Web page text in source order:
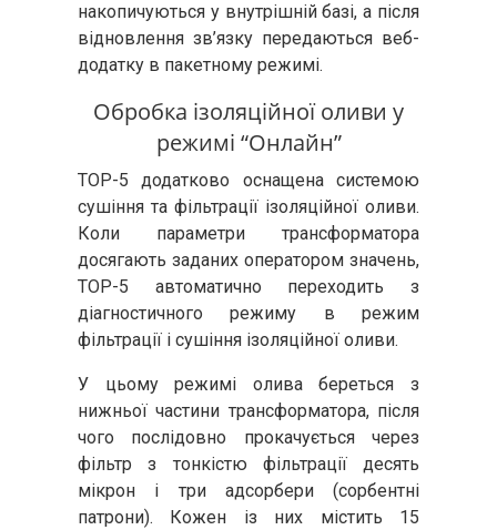
накопичуються у внутрішній базі, а після
відновлення зв’язку передаються веб-
додатку в пакетному режимі.
Обробка ізоляційної оливи у
режимі “Онлайн”
ТОР-5 додатково оснащена системою
сушіння та фільтрації ізоляційної оливи.
Коли параметри трансформатора
досягають заданих оператором значень,
ТОР-5 автоматично переходить з
діагностичного режиму в режим
фільтрації і сушіння ізоляційної оливи.
У цьому режимі олива береться з
нижньої частини трансформатора, після
чого послідовно прокачується через
фільтр з тонкістю фільтрації десять
мікрон і три адсорбери (сорбентні
патрони). Кожен із них містить 15